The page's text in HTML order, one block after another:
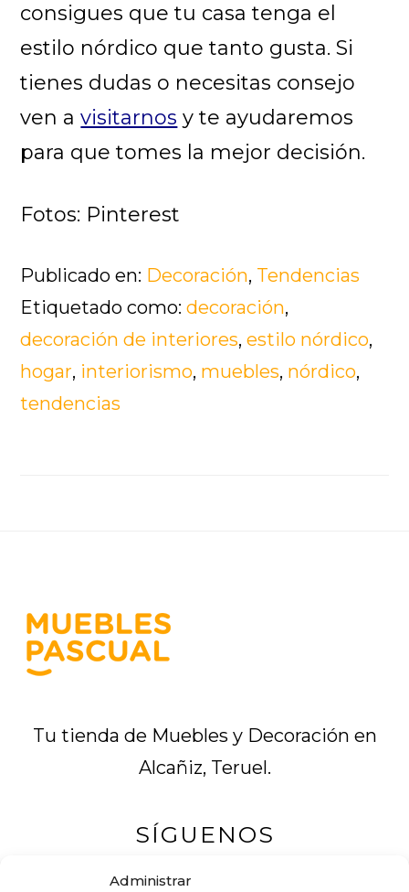
Administrar
consigues que tu casa tenga el
estilo nórdico que tanto gusta. Si
tienes dudas o necesitas consejo
ven avisitarnos y te ayudaremos
para que tomes la mejor decisión.
Fotos: Pinterest
Publicado en: Decoración, Tendencias
Etiquetado como:decoración,
decoración de interiores,estilo nórdico,
hogar, interiorismo, muebles, nórdico,
tendencias
Tu tienda de Muebles y Decoración en
Alcañiz, Teruel.
SÍGUENOS